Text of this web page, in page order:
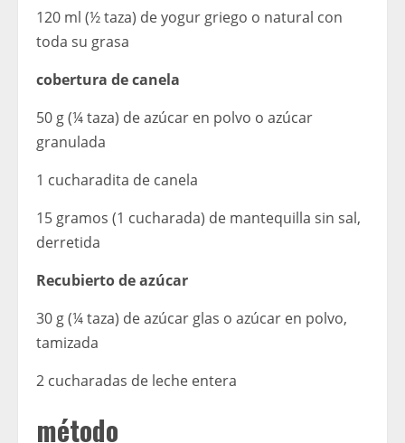
120 ml (½ taza) de yogur griego o natural con
toda su grasa
cobertura de canela
50 g (¼ taza) de azúcar en polvo o azúcar
granulada
1 cucharadita de canela
15 gramos (1 cucharada) de mantequilla sin sal,
derretida
Recubierto de azúcar
30 g (¼ taza) de azúcar glas o azúcar en polvo,
tamizada
2 cucharadas de leche entera
método